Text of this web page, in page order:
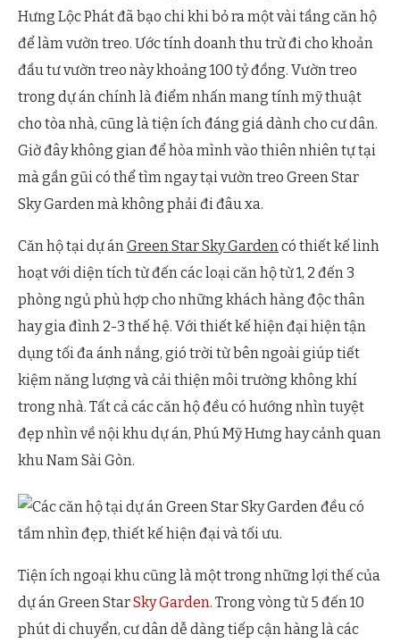
Hưng Lộc Phát đã bạo chi khi bỏ ra một vài tầng căn hộ
để làm vườn treo. Ước tính doanh thu trừ đi cho khoản
đầu tư vườn treo này khoảng 100 tỷ đồng. Vườn treo
trong dự án chính là điểm nhấn mang tính mỹ thuật
cho tòa nhà, cũng là tiện ích đáng giá dành cho cư dân.
Giờ đây không gian để hòa mình vào thiên nhiên tự tại
mà gần gũi có thể tìm ngay tại vườn treo Green Star
Sky Garden mà không phải đi đâu xa.
Căn hộ tại dự ánGreen Star Sky Gardencó thiết kế linh
hoạt với diện tích từ đến các loại căn hộ từ 1, 2 đến 3
phòng ngủ phù hợp cho những khách hàng độc thân
hay gia đình 2-3 thế hệ. Với thiết kế hiện đại hiện tận
dụng tối đa ánh nắng, gió trời từ bên ngoài giúp tiết
kiệm năng lượng và cải thiện môi trường không khí
trong nhà. Tất cả các căn hộ đều có hướng nhìn tuyệt
đẹp nhìn về nội khu dự án, Phú Mỹ Hưng hay cảnh quan
khu Nam Sài Gòn.
Tiện ích ngoại khu cũng là một trong những lợi thế của
dự án Green StarSky Garden. Trong vòng từ 5 đến 10
phút di chuyển, cư dân dễ dàng tiếp cận hàng là các